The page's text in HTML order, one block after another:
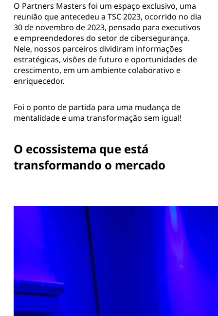
O Partners Masters foi um espaço exclusivo, uma
reunião que antecedeu a TSC 2023, ocorrido no dia
30 de novembro de 2023, pensado para executivos
e empreendedores do setor de cibersegurança.
Nele, nossos parceiros dividiram informações
estratégicas, visões de futuro e oportunidades de
crescimento, em um ambiente colaborativo e
enriquecedor.
Foi o ponto de partida para uma mudança de
mentalidade e uma transformação sem igual!
O ecossistema que está
transformando o mercado